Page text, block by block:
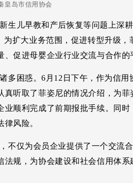
纾困解难
心声社区
皇岛市信用协会
儿早教和产后恢复等问题上深
扩大业务范围，促进转型升级，
促进母婴企业行业交流与合作的
困惑。6月12日下午，作为信用
听取了菲姿尼的情况介绍，为菲
顺利完成了前期报批手续。同时
风险。
仅为会员企业提供了一个交流
规，为协会建设和社会信用体系